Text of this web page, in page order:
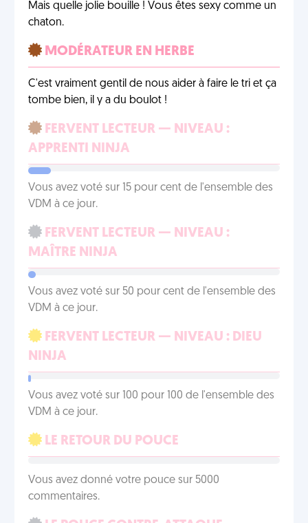
Mais quelle jolie bouille ! Vous êtes sexy comme un
chaton.
MODÉRATEUR EN HERBE
C'est vraiment gentil de nous aider à faire le tri et ça
tombe bien, il y a du boulot !
FERVENT LECTEUR — NIVEAU :
APPRENTI NINJA
Vous avez voté sur 15 pour cent de l'ensemble des
VDM à ce jour.
FERVENT LECTEUR — NIVEAU :
MAÎTRE NINJA
Vous avez voté sur 50 pour cent de l'ensemble des
VDM à ce jour.
FERVENT LECTEUR — NIVEAU : DIEU
NINJA
Vous avez voté sur 100 pour 100 de l'ensemble des
VDM à ce jour.
LE RETOUR DU POUCE
Vous avez donné votre pouce sur 5000
commentaires.